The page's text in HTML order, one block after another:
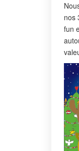
nos
fun